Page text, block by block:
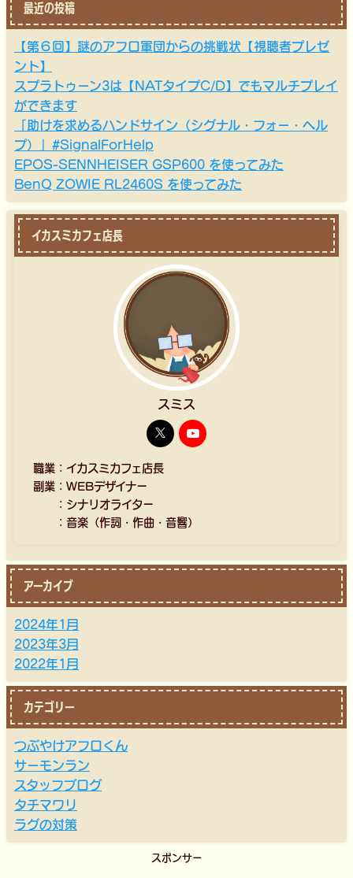
最近の投稿
【第６回】謎のアフロ軍団からの挑戦状【視聴者プレゼ
ント】
スプラトゥーン3は【NATタイプC/D】でもマルチプレイ
ができます
「助けを求めるハンドサイン（シグナル・フォー・ヘル
プ）」#SignalForHelp
EPOS-SENNHEISER GSP600 を使ってみた
BenQ ZOWIE RL2460S を使ってみた
イカスミカフェ店長
スミス
職業：イカスミカフェ店長
副業：WEBデザイナー
：シナリオライター
：音楽（作詞・作曲・音響）
アーカイブ
2024年1月
2023年3月
2022年1月
カテゴリー
つぶやけアフロくん
サーモンラン
スタッフブログ
タチマワリ
ラグの対策
スポンサー